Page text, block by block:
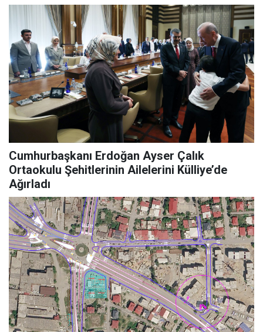
Cumhurbaşkanı Erdoğan Ayser Çalık
Ortaokulu Şehitlerinin Ailelerini Külliye’de
Ağırladı